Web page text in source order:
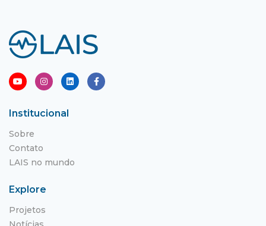
Institucional
Sobre
Contato
LAIS no mundo
Explore
Projetos